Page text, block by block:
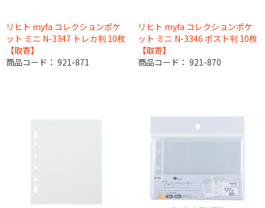
リヒト myfa コレクションポケ
ット ミニ N-3347 トレカ判 10枚
【取寄】
商品コード： 921-871
リヒト myfa コレクションポケ
ット ミニ N-3346 ポスト判 10枚
【取寄】
商品コード： 921-870